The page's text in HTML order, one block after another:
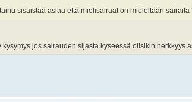
sisäistää asiaa että mielisairaat on mieleltään sairaita
jos sairauden sijasta kyseessä olisikin herkkyys